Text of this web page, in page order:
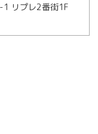
リプレ2番街1F